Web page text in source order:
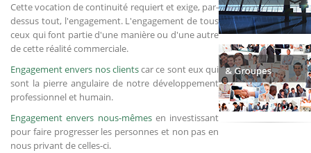
Cette vocation de continuité requiert et exige, par-
dessus tout, l'engagement. L'engagement de tous
ceux qui font partie d'une manière ou d'une autre
de cette réalité commerciale.
Engagement envers nos clientscar ce sont eux qui
sont la pierre angulaire de notre développement
professionnel et humain.
Engagement envers nous-mêmesen investissant
pour faire progresser les personnes et non pas en
nous privant de celles-ci.